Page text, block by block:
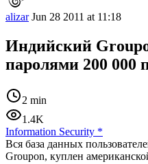
alizarJun 28 2011 at 11:18
Индийский
паролями 200 000
2 min
1.4K
Information Security *
Вся база данных
Groupon, куплен